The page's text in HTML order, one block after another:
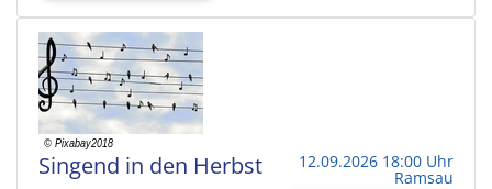
Singend in den Herbst 12.09.2026 18:00 Uhr
Ramsau